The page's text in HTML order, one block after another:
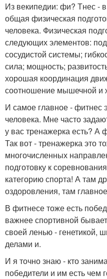
Из векипедии: фи? Тнес -
общая физическая
человека. Физическая
следующих элементов:
сосудистой системы;
сила; мощность;
хорошая координация
соотношение мышечной и
И самое главное - фитнес
человека. Мне часто
у вас тренажерка есть? А
Так вот - тренажерка это
многочисленных
подготовку к
категорию спорта! А там
оздоровления, там
В фитнесе тоже есть
важнее спортивной
своей ленью - генетикой,
делами и.
И я точно знаю - кто
победители и им есть чем